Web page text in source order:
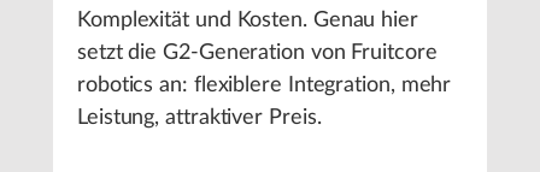
Komplexität und Kosten. Genau hier
setzt die G2-Generation von Fruitcore
robotics an: flexiblere Integration, mehr
Leistung, attraktiver Preis.